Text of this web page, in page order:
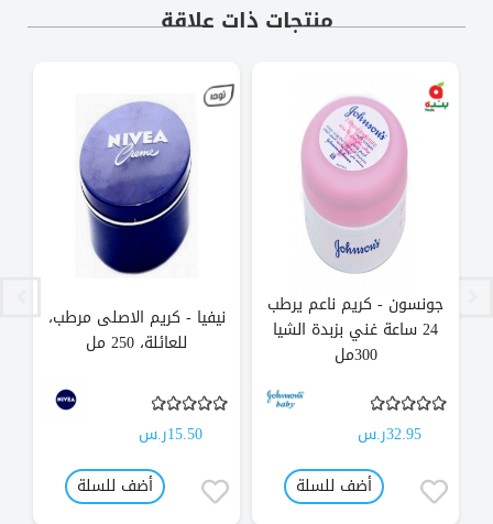
منتجات ذات علاقة
جونسون - كريم ناعم يرطب
24 ساعة غني بزبدة الشيا
300مل
32.95ر.س
أضف للسلة
نيفيا - كريم الاصلى مرطب،
للعائلة، 250 مل
15.50ر.س
أضف للسلة